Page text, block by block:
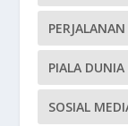
PIALA
SOSIAL